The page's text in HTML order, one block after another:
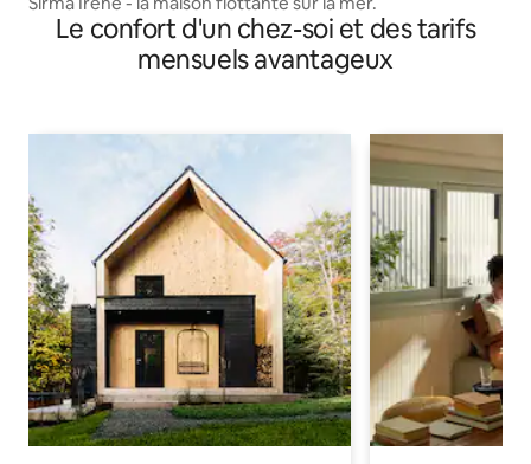
Le confort d'un chez-soi et des tarifs
mensuels avantageux